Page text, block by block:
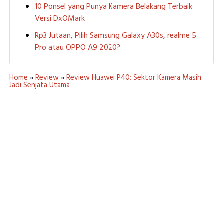
10 Ponsel yang Punya Kamera Belakang Terbaik
Versi DxOMark
Rp3 Jutaan, Pilih Samsung Galaxy A30s, realme 5
Pro atau OPPO A9 2020?
Home »Review»Review Huawei P40: Sektor Kamera Masih
Jadi Senjata Utama